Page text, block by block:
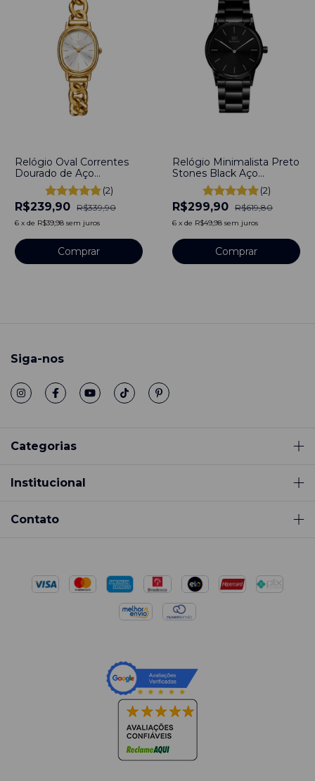
Relógio Oval Correntes
Dourado de Aço
Inoxidável
(2)
R$239,90 R$339,90
6 x de R$39,98 sem juros
Comprar
Relógio Minimalista Preto
Stones Black Aço
Inoxidável banhado a
(2)
R$299,90 R$619,80
6 x de R$49,98 sem juros
Comprar
Siga-nos
Categorias
Institucional
Contato